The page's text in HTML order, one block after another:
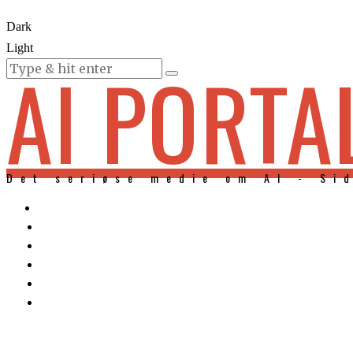
Dark
Light
KURSER
AI
Det seriøse medie om AI -